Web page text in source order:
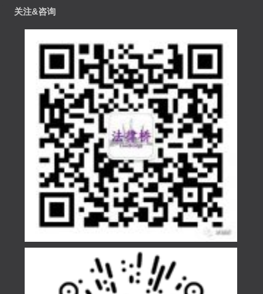
关注&咨询